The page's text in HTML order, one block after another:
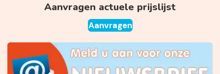
Aanvragen actuele prijslijst
Aanvragen